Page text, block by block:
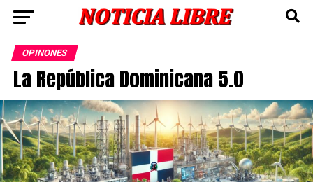
OPINONES
La República Dominicana 5.0